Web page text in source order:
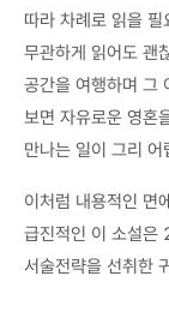
따라 차례로 읽을 필
무관하게 읽어도 괜
공간을 여행하며 그
보면 자유로운 영혼
만나는 일이 그리
이처럼 내용적인 면
급진적인 이 소설은
서술전략을 선취한